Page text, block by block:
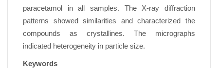
paracetamol in all samples. The X-ray diffraction
patterns showed similarities and characterized the
compounds as crystallines. The micrographs
indicated heterogeneity in particle size.
Keywords